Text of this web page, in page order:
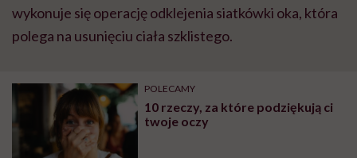
wykonuje się operację odklejenia siatkówki oka, która
polega na usunięciu ciała szklistego.
POLECAMY
10 rzeczy, za które podziękują ci
twoje oczy